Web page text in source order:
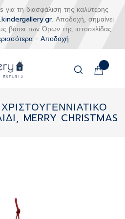
τη διασφάλιση της καλύτερης
. Αποδοχή, σημαίνει
βάσει των Όρων της ιστοσελίδας.
- Αποδοχή
Το
MERRY CHRISTMAS